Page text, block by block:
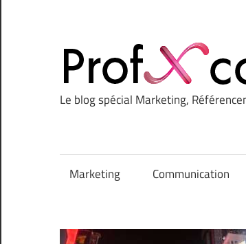
Le blog spécial Marketing,
Marketing Communication